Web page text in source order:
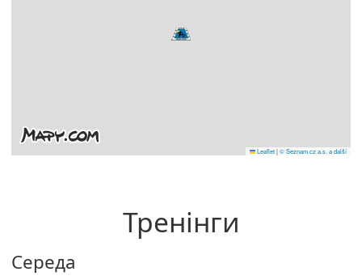
Leaflet|© Seznam.cz a.s. a další
Тренінги
Середа